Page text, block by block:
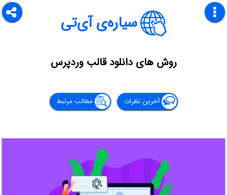
سیاره‌ی آی‌تی
روش های دانلود قالب وردپرس
آخرین نظرات مطالب مرتبط